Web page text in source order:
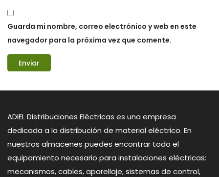
Guarda mi nombre, correo electrónico y web en este
navegador para la próxima vez que comente.
ADIEL Distribuciones Eléctricas es una empresa
dedicada a la distribución de material eléctrico. En
nuestros almacenes puedes encontrar todo el
equipamiento necesario para instalaciones eléctricas:
mecanismos, cables, aparellaje, sistemas de control,